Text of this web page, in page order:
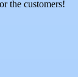
the customers!